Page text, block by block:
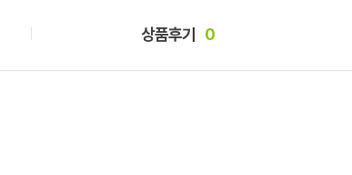
상품후기 0